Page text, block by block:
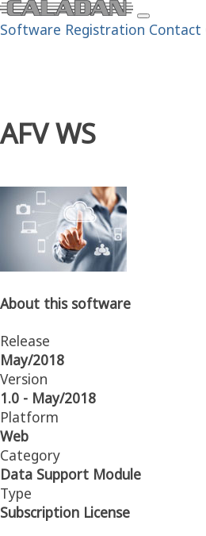
Software Registration Contact
AFV WS
About this software
Release
May/2018
Version
1.0 - May/2018
Platform
Web
Category
Data Support Module
Type
Subscription License